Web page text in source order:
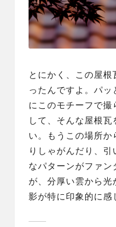
とにかく、この屋
ったんですよ。パ
に このモチーフで撮
して、そんな屋根
い。もうこの場所か
りしゃがんだり、
なパターンがファ
が、分厚い雲から
影が特に印象的に感